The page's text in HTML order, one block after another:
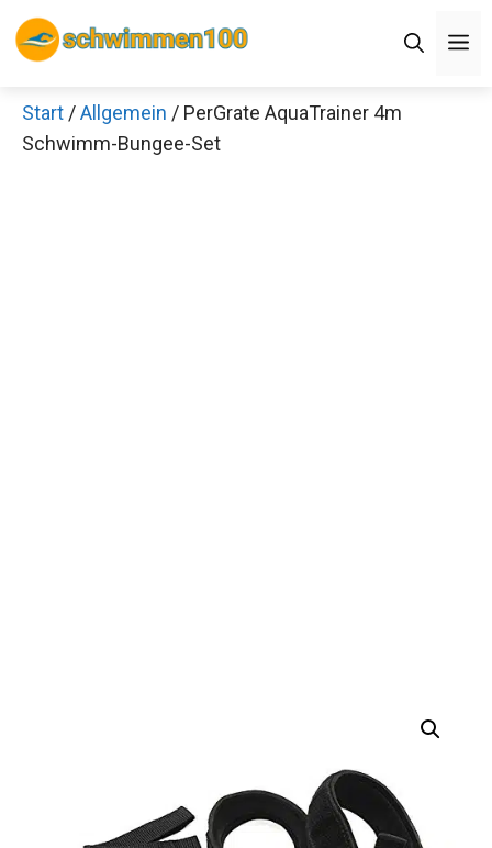
Zum
Inhalt
Start /Allgemein / PerGrate AquaTrainer 4m
Schwimm-Bungee-Set